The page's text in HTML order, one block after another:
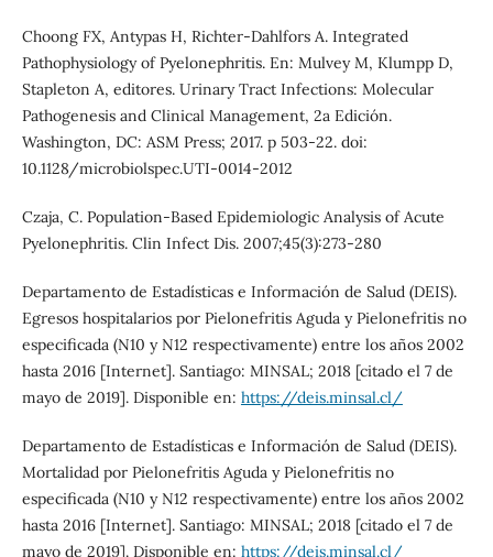
Choong FX, Antypas H, Richter‐Dahlfors A. Integrated
Pathophysiology of Pyelonephritis. En: Mulvey M, Klumpp D,
Stapleton A, editores. Urinary Tract Infections: Molecular
Pathogenesis and Clinical Management, 2a Edición.
Washington, DC: ASM Press; 2017. p 503-22. doi:
10.1128/microbiolspec.UTI-0014-2012
Czaja, C. Population-Based Epidemiologic Analysis of Acute
Pyelonephritis. Clin Infect Dis. 2007;45(3):273-280
Departamento de Estadísticas e Información de Salud (DEIS).
Egresos hospitalarios por Pielonefritis Aguda y Pielonefritis no
especificada (N10 y N12 respectivamente) entre los años 2002
hasta 2016 [Internet]. Santiago: MINSAL; 2018 [citado el 7 de
mayo de 2019]. Disponible en: https://deis.minsal.cl/
Departamento de Estadísticas e Información de Salud (DEIS).
Mortalidad por Pielonefritis Aguda y Pielonefritis no
especificada (N10 y N12 respectivamente) entre los años 2002
hasta 2016 [Internet]. Santiago: MINSAL; 2018 [citado el 7 de
mayo de 2019]. Disponible en: https://deis.minsal.cl/